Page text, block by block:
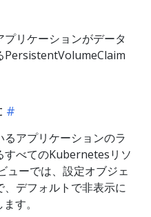
リケーションがデータ
PersistentVolumeClaim
アプリケーションのラ
すべてのKubernetesリソ
ューでは、設定オブジェ
デフォルトで非表示に
す。